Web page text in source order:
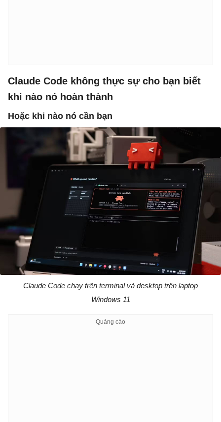
Claude Code không thực sự cho bạn biết
khi nào nó hoàn thành
Hoặc khi nào nó cần bạn
Claude Code chạy trên terminal và desktop trên laptop
Windows 11